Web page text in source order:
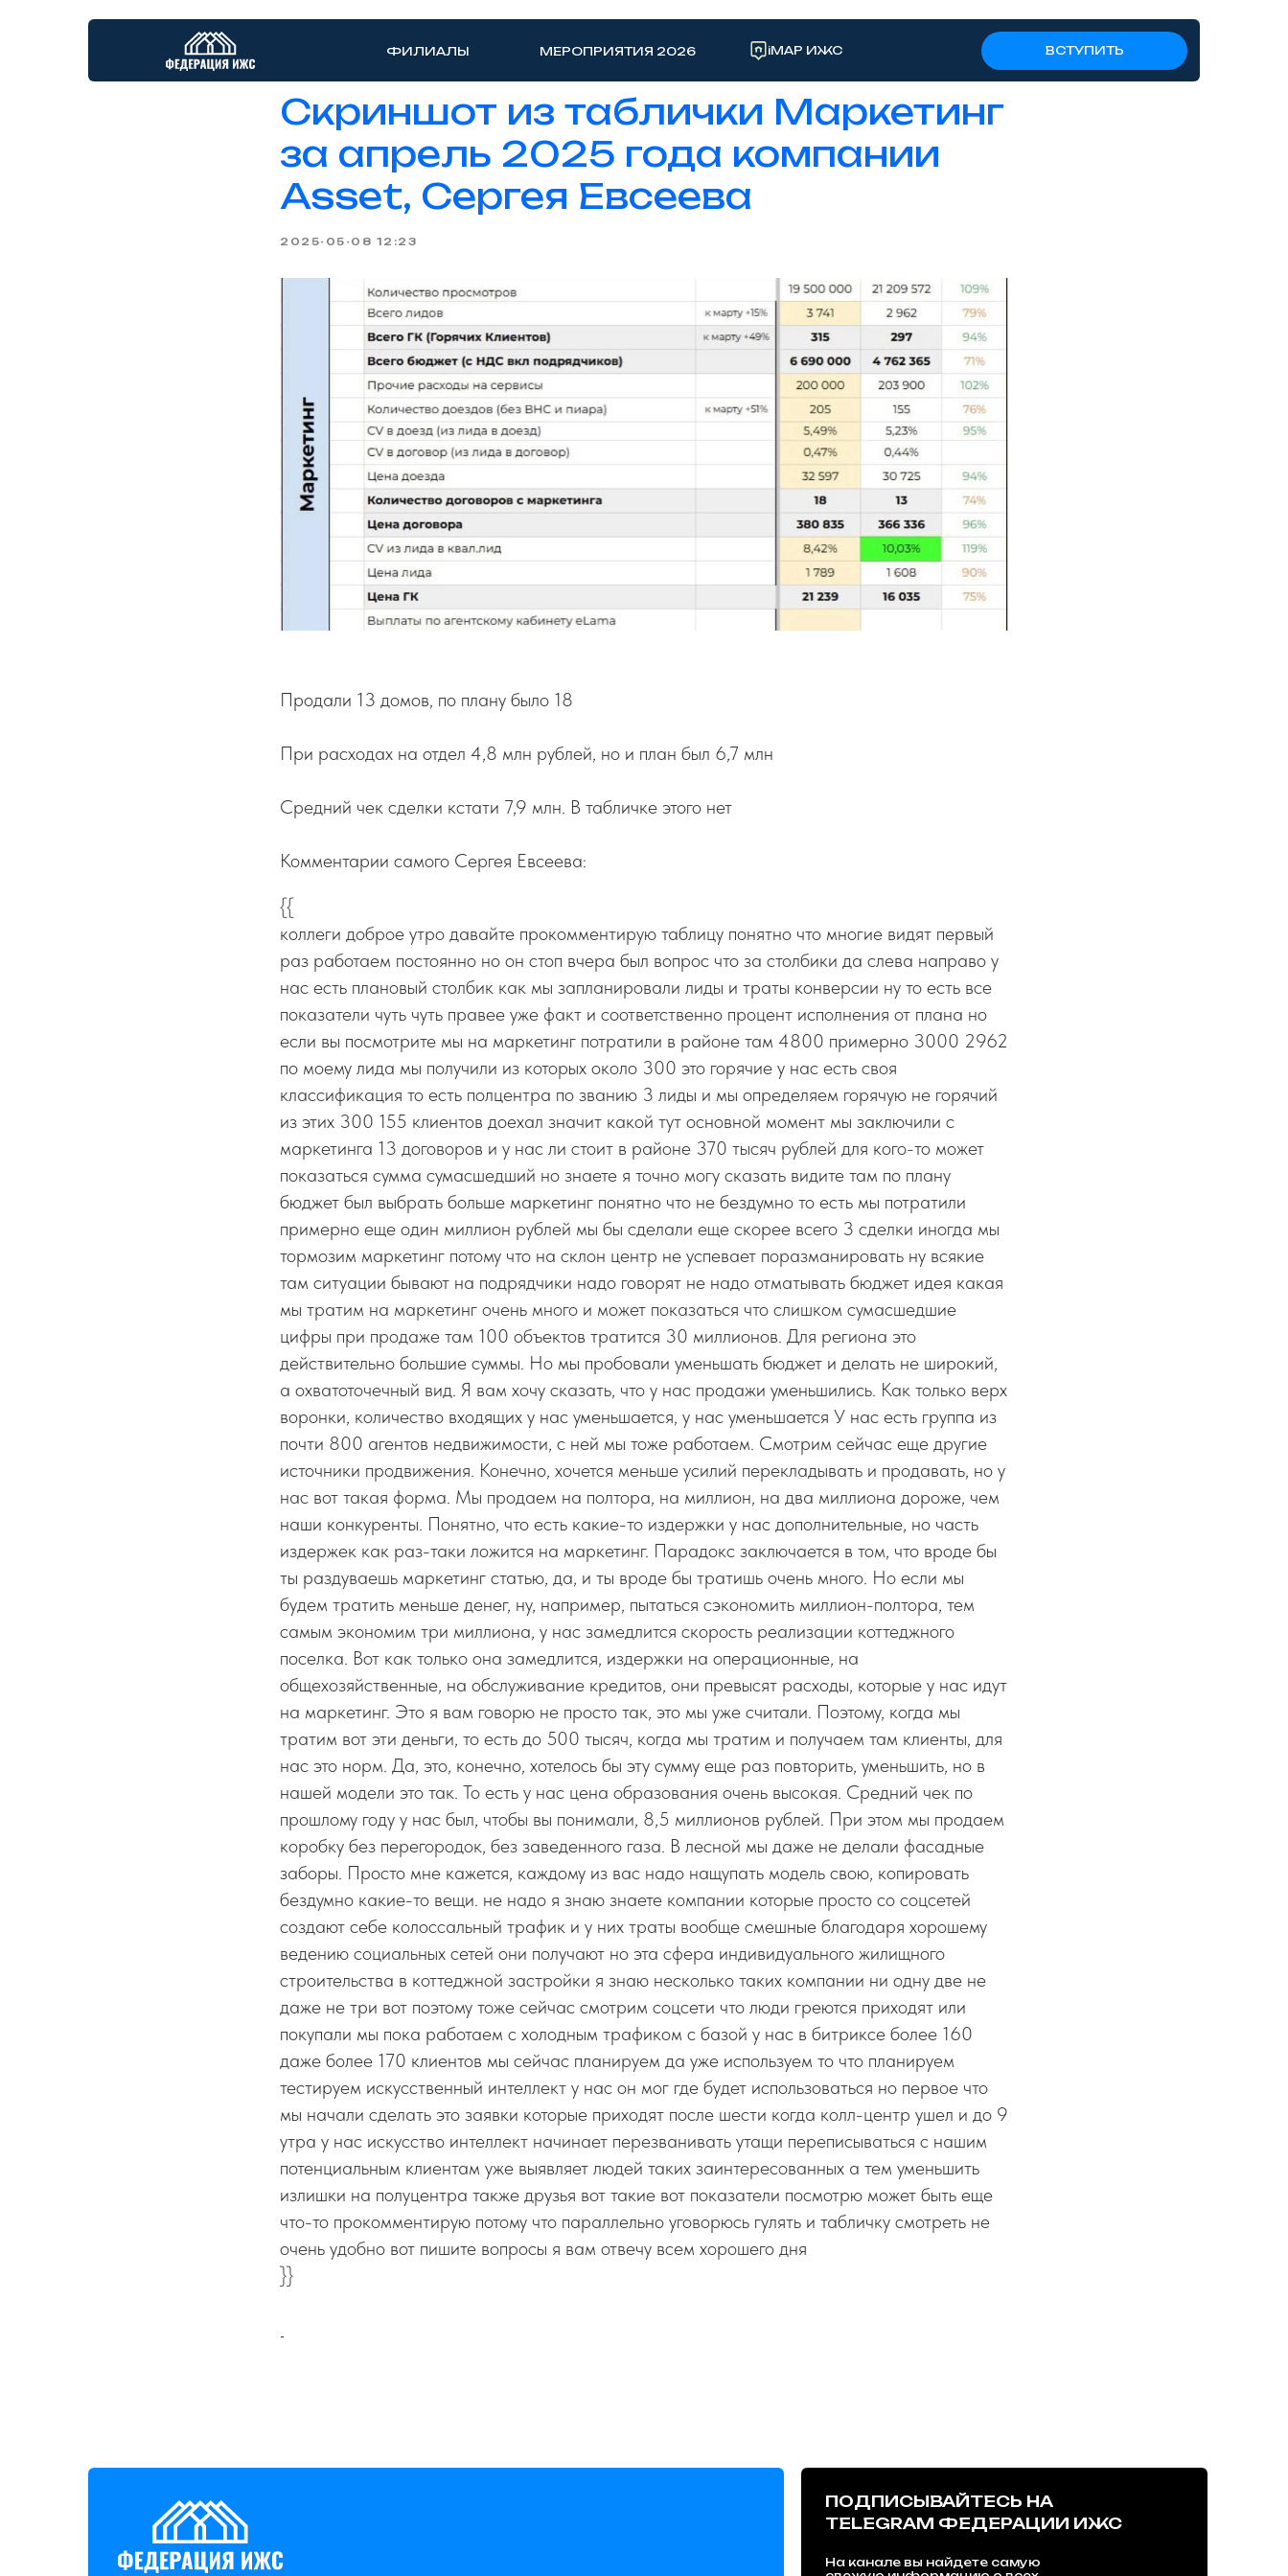
iMAP ИЖС
МЕРОПРИЯТИЯ 2026
ФИЛИАЛЫ ВСТУПИТЬ
Скриншот из таблички Маркетинг
за апрель 2025 года компании
Asset, Сергея Евсеева
2025-05-08 12:23
Продали 13 домов, по плану было 18
При расходах на отдел 4,8 млн рублей, но и план был 6,7 млн
Средний чек сделки кстати 7,9 млн. В табличке этого нет
Комментарии самого Сергея Евсеева:
{{
коллеги доброе утро давайте прокомментирую таблицу понятно что многие видят первый
раз работаем постоянно но он стоп вчера был вопрос что за столбики да слева направо у
нас есть плановый столбик как мы запланировали лиды и траты конверсии ну то есть все
показатели чуть чуть правее уже факт и соответственно процент исполнения от плана но
если вы посмотрите мы на маркетинг потратили в районе там 4800 примерно 3000 2962
по моему лида мы получили из которых около 300 это горячие у нас есть своя
классификация то есть полцентра по званию 3 лиды и мы определяем горячую не горячий
из этих 300 155 клиентов доехал значит какой тут основной момент мы заключили с
маркетинга 13 договоров и у нас ли стоит в районе 370 тысяч рублей для кого-то может
показаться сумма сумасшедший но знаете я точно могу сказать видите там по плану
бюджет был выбрать больше маркетинг понятно что не бездумно то есть мы потратили
примерно еще один миллион рублей мы бы сделали еще скорее всего 3 сделки иногда мы
тормозим маркетинг потому что на склон центр не успевает поразманировать ну всякие
там ситуации бывают на подрядчики надо говорят не надо отматывать бюджет идея какая
мы тратим на маркетинг очень много и может показаться что слишком сумасшедшие
цифры при продаже там 100 объектов тратится 30 миллионов. Для региона это
действительно большие суммы. Но мы пробовали уменьшать бюджет и делать не широкий,
а охватоточечный вид. Я вам хочу сказать, что у нас продажи уменьшились. Как только верх
воронки, количество входящих у нас уменьшается, у нас уменьшается У нас есть группа из
почти 800 агентов недвижимости, с ней мы тоже работаем. Смотрим сейчас еще другие
источники продвижения. Конечно, хочется меньше усилий перекладывать и продавать, но у
нас вот такая форма. Мы продаем на полтора, на миллион, на два миллиона дороже, чем
наши конкуренты. Понятно, что есть какие-то издержки у нас дополнительные, но часть
издержек как раз-таки ложится на маркетинг. Парадокс заключается в том, что вроде бы
ты раздуваешь маркетинг статью, да, и ты вроде бы тратишь очень много. Но если мы
будем тратить меньше денег, ну, например, пытаться сэкономить миллион-полтора, тем
самым экономим три миллиона, у нас замедлится скорость реализации коттеджного
поселка. Вот как только она замедлится, издержки на операционные, на
общехозяйственные, на обслуживание кредитов, они превысят расходы, которые у нас идут
на маркетинг. Это я вам говорю не просто так, это мы уже считали. Поэтому, когда мы
тратим вот эти деньги, то есть до 500 тысяч, когда мы тратим и получаем там клиенты, для
нас это норм. Да, это, конечно, хотелось бы эту сумму еще раз повторить, уменьшить, но в
нашей модели это так. То есть у нас цена образования очень высокая. Средний чек по
прошлому году у нас был, чтобы вы понимали, 8,5 миллионов рублей. При этом мы продаем
коробку без перегородок, без заведенного газа. В лесной мы даже не делали фасадные
заборы. Просто мне кажется, каждому из вас надо нащупать модель свою, копировать
бездумно какие-то вещи. не надо я знаю знаете компании которые просто со соцсетей
создают себе колоссальный трафик и у них траты вообще смешные благодаря хорошему
ведению социальных сетей они получают но эта сфера индивидуального жилищного
строительства в коттеджной застройки я знаю несколько таких компании ни одну две не
даже не три вот поэтому тоже сейчас смотрим соцсети что люди греются приходят или
покупали мы пока работаем с холодным трафиком с базой у нас в битриксе более 160
даже более 170 клиентов мы сейчас планируем да уже используем то что планируем
тестируем искусственный интеллект у нас он мог где будет использоваться но первое что
мы начали сделать это заявки которые приходят после шести когда колл-центр ушел и до 9
утра у нас искусство интеллект начинает перезванивать утащи переписываться с нашим
потенциальным клиентам уже выявляет людей таких заинтересованных а тем уменьшить
излишки на полуцентра также друзья вот такие вот показатели посмотрю может быть еще
что-то прокомментирую потому что параллельно уговорюсь гулять и табличку смотреть не
очень удобно вот пишите вопросы я вам отвечу всем хорошего дня
}}
-
На канале вы найдете самую
ПОДПИСЫВАЙТЕСЬ НА
TELEGRAM ФЕДЕРАЦИИ ИЖС